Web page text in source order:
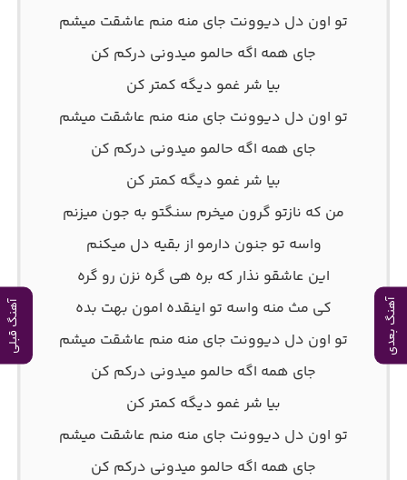
آهنگ بعدی آهنگ قبلی
تو اون دل دیوونت جای منه منم عاشقت میشم
جای همه اگه حالمو میدونی درکم کن
بیا شر غمو دیگه کمتر کن
تو اون دل دیوونت جای منه منم عاشقت میشم
جای همه اگه حالمو میدونی درکم کن
بیا شر غمو دیگه کمتر کن
من که نازتو گرون میخرم سنگتو به جون میزنم
واسه تو جنون دارمو از بقیه دل میکنم
این عاشقو نذار که بره هی گره نزن رو گره
کی مث منه واسه تو اینقده امون بهت بده
تو اون دل دیوونت جای منه منم عاشقت میشم
جای همه اگه حالمو میدونی درکم کن
بیا شر غمو دیگه کمتر کن
تو اون دل دیوونت جای منه منم عاشقت میشم
جای همه اگه حالمو میدونی درکم کن